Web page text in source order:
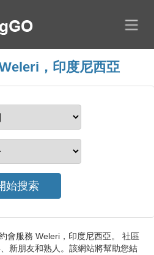
，印度尼西亞
會服務 Weleri，印度尼西亞。 社區
新朋友和熟人。該網站將幫助您結